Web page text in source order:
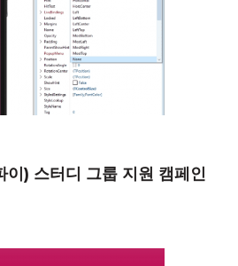
이) 스터디 그룹 지원 캠페인